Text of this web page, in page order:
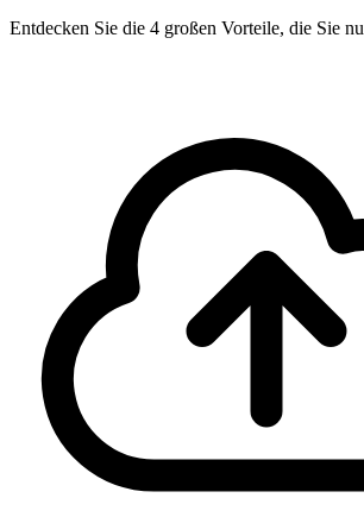
Entdecken Sie die 4 großen Vorteile, die Sie